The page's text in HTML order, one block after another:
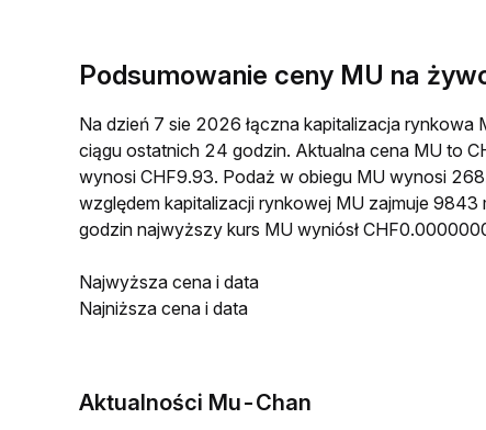
Podsumowanie ceny MU na
Na dzień 7 sie 2026 łączna kapitalizacja
ciągu ostatnich 24 godzin. Aktualna cena MU to
wynosi CHF9.93. Podaż w obiegu MU wynosi
względem kapitalizacji rynkowej MU zajmuje
godzin najwyższy kurs MU wyniósł
Najwyższa cena i data
Najniższa cena i data
Aktualności Mu-Chan